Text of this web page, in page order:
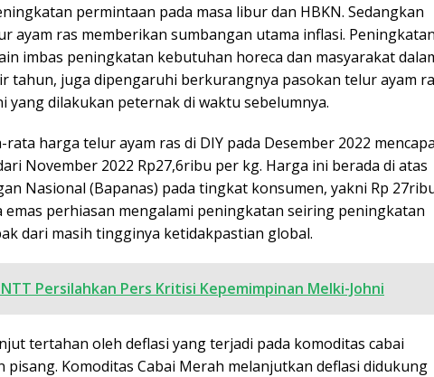
permintaan pada masa libur dan HBKN. Sedangkan
ayam ras memberikan sumbangan utama inflasi. Peningkatan
imbas peningkatan kebutuhan horeca dan masyarakat
tahun, juga dipengaruhi berkurangnya pasokan telur ayam
yang dilakukan peternak di waktu sebelumnya.
rata harga telur ayam ras di DIY pada Desember 2022
November 2022 Rp27,6ribu per kg. Harga ini berada di atas
Nasional (Bapanas) pada tingkat konsumen, yakni Rp
emas perhiasan mengalami peningkatan seiring peningkatan
dari masih tingginya ketidakpastian global.
Persilahkan Pers Kritisi Kepemimpinan Melki-Johni
tertahan oleh deflasi yang terjadi pada komoditas cabai
pisang. Komoditas Cabai Merah melanjutkan deflasi didukung